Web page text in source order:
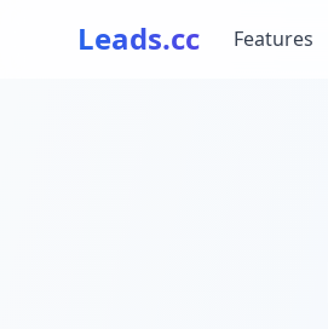
Leads.cc Features